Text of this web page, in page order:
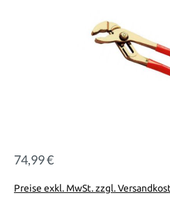
Regulärer Preis:
74,99 €
Preise exkl. MwSt. zzgl.